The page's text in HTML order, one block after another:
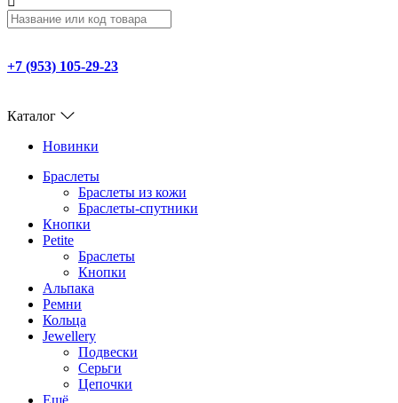
+7 (953) 105-29-23
Каталог
Новинки
Браслеты
Браслеты из кожи
Браслеты-спутники
Кнопки
Petite
Браслеты
Кнопки
Альпака
Ремни
Кольца
Jewellery
Подвески
Серьги
Цепочки
Ещё